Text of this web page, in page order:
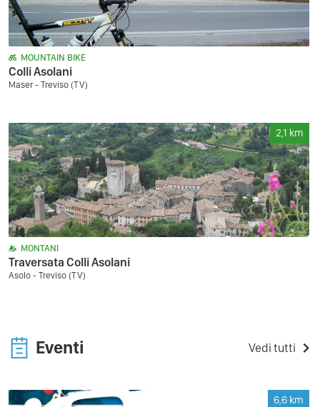
MOUNTAIN BIKE
Colli Asolani
Maser - Treviso (TV)
2,1 km
MONTANI
Traversata Colli Asolani
Asolo - Treviso (TV)
Eventi Vedi tutti
6,6 km